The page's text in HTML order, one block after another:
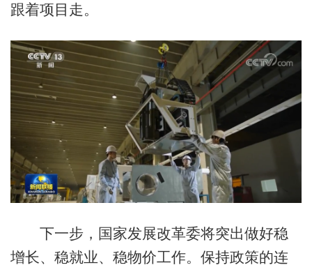
跟着项目走。
下一步，国家发展改革委将突出做好稳
增长、稳就业、稳物价工作。保持政策的连